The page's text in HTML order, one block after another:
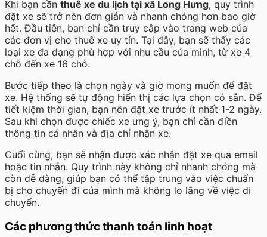
Khi bạn cần thuê xe du lịch tại xã Long Hưng, quy trình
đặt xe sẽ trở nên đơn giản và nhanh chóng hơn bao giờ
hết. Đầu tiên, bạn chỉ cần truy cập vào trang web của
các đơn vị cho thuê xe uy tín. Tại đây, bạn sẽ thấy các
loại xe đa dạng phù hợp với nhu cầu của mình, từ xe 4
chỗ đến xe 16 chỗ.
Bước tiếp theo là chọn ngày và giờ mong muốn để đặt
xe. Hệ thống sẽ tự động hiển thị các lựa chọn có sẵn. Để
tiết kiệm thời gian, bạn nên đặt xe trước ít nhất 1-2 ngày.
Sau khi chọn được chiếc xe ưng ý, bạn chỉ cần điền
thông tin cá nhân và địa chỉ nhận xe.
Cuối cùng, bạn sẽ nhận được xác nhận đặt xe qua email
hoặc tin nhắn. Quy trình này không chỉ nhanh chóng mà
còn dễ dàng, giúp bạn có thể tập trung vào việc chuẩn
bị cho chuyến đi của mình mà không lo lắng về việc di
chuyển.
Các phương thức thanh toán linh hoạt